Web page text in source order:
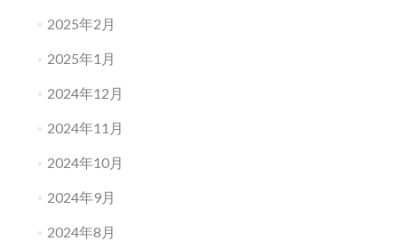
2025年2月
2025年1月
2024年12月
2024年11月
2024年10月
2024年9月
2024年8月